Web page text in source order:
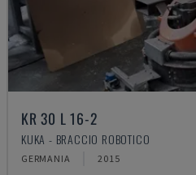
KR 30 L 16-2
KUKA - BRACCIO ROBOTICO
GERMANIA 2015